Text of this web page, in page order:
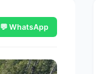
💬 WhatsApp